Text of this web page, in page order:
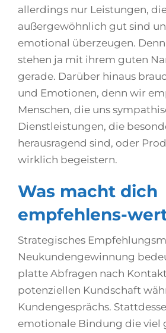
allerdings nur Leistungen,
außergewöhnlich gut sind
emotional überzeugen.
stehen ja mit ihrem guten
gerade. Darüber hinaus
und Emotionen, denn wir
Menschen, die uns
Dienstleistungen, die
herausragend sind, oder
wirklich begeistern.
Was macht dich
empfehlens-
Strategisches
Neukundengewinnung
platte Abfragen nach
potenziellen Kundschaft
Kundengesprächs.
emotionale Bindung die viel